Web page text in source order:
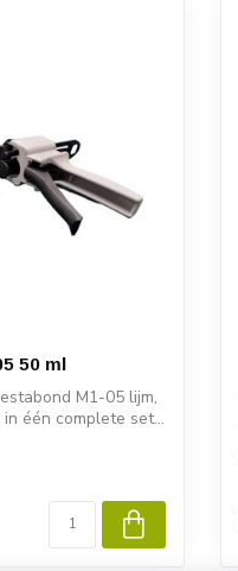
50 ml
M1-05 lijm,
één complete set...